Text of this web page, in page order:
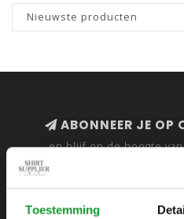
Toestemming
Nieuwste producten
ABONNEER JE OP
en blijf op de hoogte